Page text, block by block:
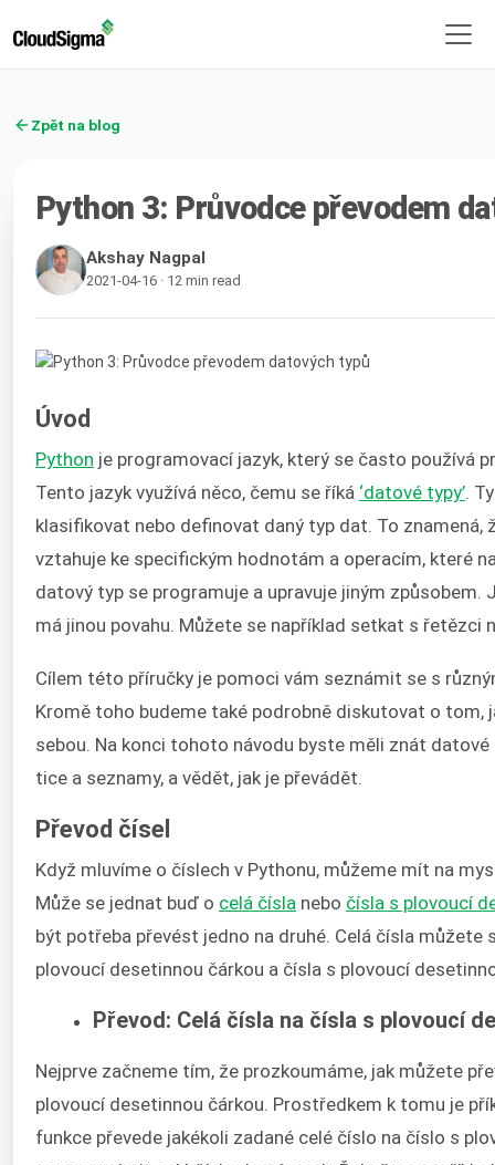
Zpět na blog
Python 3: Průvodce převodem
Akshay Nagpal
2021-04-16 · 12 min read
Úvod
Python je programovací jazyk, který se často používá
Tento jazyk využívá něco, čemu se říká ‘datové typy’ .
klasifikovat nebo definovat daný typ dat. To znamená,
vztahuje ke specifickým hodnotám a operacím, které
datový typ se programuje a upravuje jiným
má jinou povahu. Můžete se například setkat s řetězci
Cílem této příručky je pomoci vám seznámit se s
Kromě toho budeme také podrobně diskutovat o tom,
sebou. Na konci tohoto návodu byste měli znát datové
tice a seznamy, a vědět, jak je převádět.
Převod čísel
Když mluvíme o číslech v Pythonu, můžeme mít na
Může se jednat buď o celá čísla nebo čísla s plovoucí
být potřeba převést jedno na druhé. Celá čísla můžete
plovoucí desetinnou čárkou a čísla s plovoucí
Převod: Celá čísla na čísla s plovoucí
Nejprve začneme tím, že prozkoumáme, jak můžete
plovoucí desetinnou čárkou. Prostředkem k tomu je
funkce převede jakékoli zadané celé číslo na číslo s